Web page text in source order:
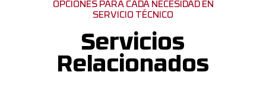
OPCIONES PARA CADA NECESIDAD EN
SERVICIO TÉCNICO
Servicios
Relacionados